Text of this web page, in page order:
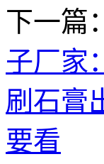
下一篇：
子厂家
刷石膏
要看